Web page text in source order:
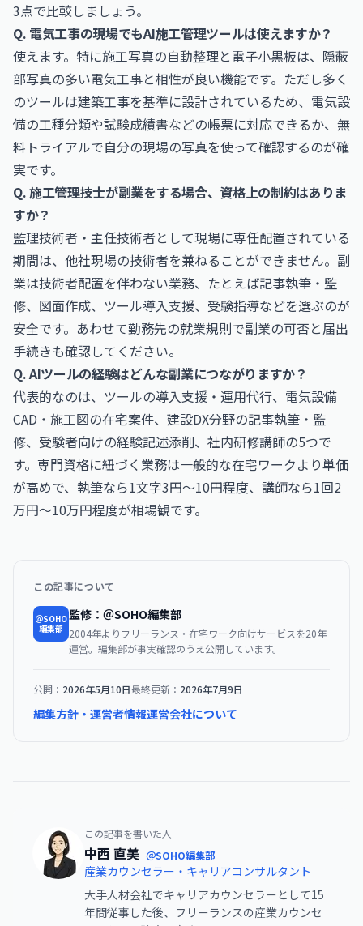
3点で比較しましょう。
Q. 電気工事の現場でもAI施工管理ツールは使えますか？
使えます。特に施工写真の自動整理と電子小黒板は、隠蔽
部写真の多い電気工事と相性が良い機能です。ただし多く
のツールは建築工事を基準に設計されているため、電気設
備の工種分類や試験成績書などの帳票に対応できるか、無
料トライアルで自分の現場の写真を使って確認するのが確
実です。
Q. 施工管理技士が副業をする場合、資格上の制約はありま
すか？
監理技術者・主任技術者として現場に専任配置されている
期間は、他社現場の技術者を兼ねることができません。副
業は技術者配置を伴わない業務、たとえば記事執筆・監
修、図面作成、ツール導入支援、受験指導などを選ぶのが
安全です。あわせて勤務先の就業規則で副業の可否と届出
手続きも確認してください。
Q. AIツールの経験はどんな副業につながりますか？
代表的なのは、ツールの導入支援・運用代行、電気設備
CAD・施工図の在宅案件、建設DX分野の記事執筆・監
修、受験者向けの経験記述添削、社内研修講師の5つで
す。専門資格に紐づく業務は一般的な在宅ワークより単価
が高めで、執筆なら1文字3円〜10円程度、講師なら1回2
万円〜10万円程度が相場観です。
この記事について
＠SOHO
編集部
監修：＠SOHO編集部
2004年よりフリーランス・在宅ワーク向けサービスを20年
運営。編集部が事実確認のうえ公開しています。
公開： 2026年5月10日最終更新： 2026年7月9日
編集方針・運営者情報運営会社について
この記事を書いた人
中西 直美 ＠SOHO編集部
産業カウンセラー・キャリアコンサルタント
大手人材会社でキャリアカウンセラーとして15
年間従事した後、フリーランスの産業カウンセ